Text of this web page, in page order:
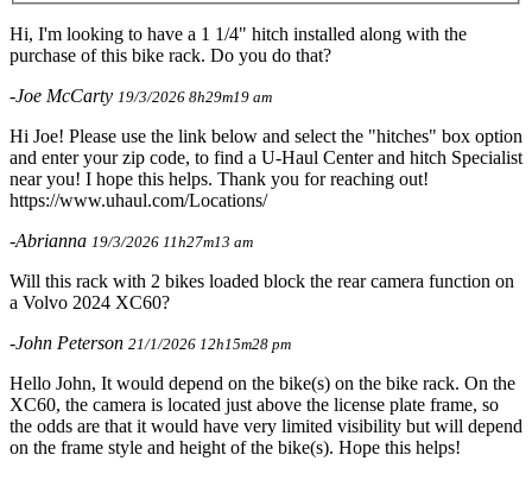
Hi, I'm looking to have a 1 1/4" hitch installed along with the
purchase of this bike rack. Do you do that?
-Joe McCarty 19/3/2026 8h29m19 am
Hi Joe! Please use the link below and select the "hitches" box option
and enter your zip code, to find a U-Haul Center and hitch Specialist
near you! I hope this helps. Thank you for reaching out!
https://www.uhaul.com/Locations/
-Abrianna 19/3/2026 11h27m13 am
Will this rack with 2 bikes loaded block the rear camera function on
a Volvo 2024 XC60?
-John Peterson 21/1/2026 12h15m28 pm
Hello John, It would depend on the bike(s) on the bike rack. On the
XC60, the camera is located just above the license plate frame, so
the odds are that it would have very limited visibility but will depend
on the frame style and height of the bike(s). Hope this helps!